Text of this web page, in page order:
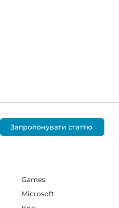
Запропонувати статтю
Games
Microsoft